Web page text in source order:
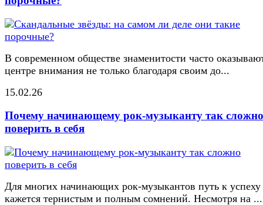
В современном обществе знаменитости часто
центре внимания не только благодаря своим до...
15.02.26
Почему начинающему рок-музыканту так сложно
поверить в себя
Для многих начинающих рок-музыкантов путь к успеху
кажется тернистым и полным сомнений. Несмотря на ...